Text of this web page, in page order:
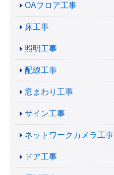
OAフロア工事
床工事
照明工事
配線工事
窓まわり工事
サイン工事
ネットワークカメラ工事
ドア工事